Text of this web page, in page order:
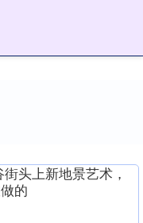
头上新地景艺术，
的